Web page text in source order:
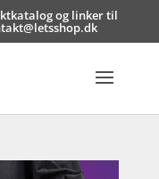
og linker til